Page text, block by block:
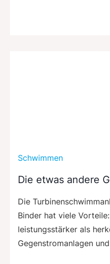
Schwimmen
Die etwas andere
Die
Binder hat viele
leistungsstärker als
Gegenstromanlagen